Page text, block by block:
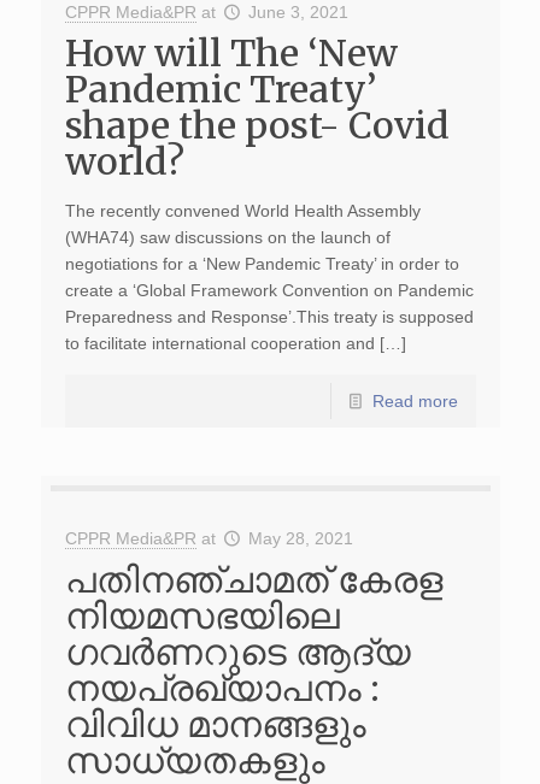
CPPR Media&PR at June 3, 2021
How will The ‘New
Pandemic Treaty’
shape the post- Covid
world?
The recently convened World Health Assembly
(WHA74) saw discussions on the launch of
negotiations for a ‘New Pandemic Treaty’ in order to
create a ‘Global Framework Convention on Pandemic
Preparedness and Response’.This treaty is supposed
to facilitate international cooperation and […]
Read more
CPPR Media&PR at May 28, 2021
പതിനഞ്ചാമത് കേരള
നിയമസഭയിലെ
ഗവർണറുടെ ആദ്യ
നയപ്രഖ്യാപനം :
വിവിധ മാനങ്ങളും
സാധ്യതകളും